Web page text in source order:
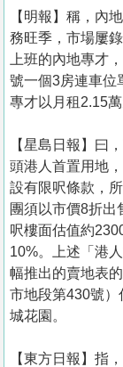
【明報】稱，內
務旺季，市場屢
上班的內地專才
號一個3房連車位
專才以月租2.15
【星島日報】曰
頭港人首置用地
設有限呎條款，
團須以市價8折出
呎樓面估值約
10%。上述「港
幅推出的賣地表
市地段第430號）
城花園。
【東方日報】指